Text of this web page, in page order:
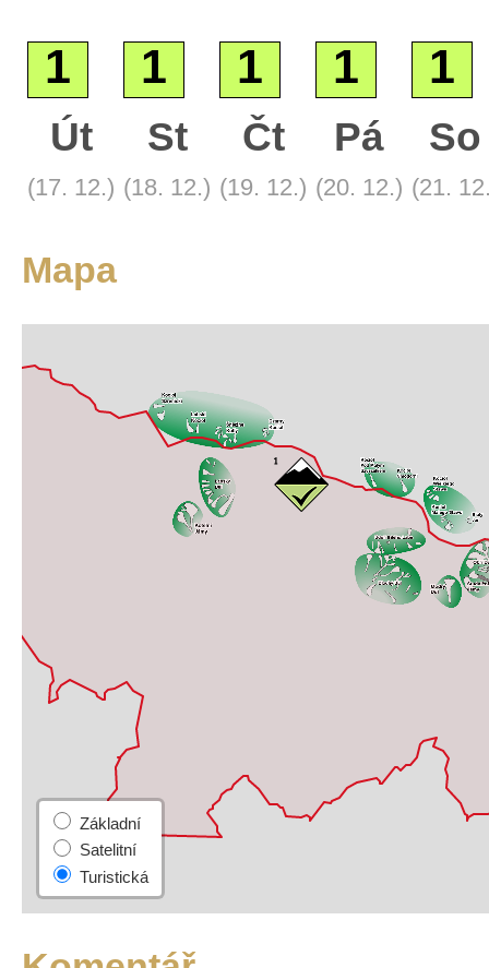
1 1 1 1 1
Út
(17. 12.)
St
(18. 12.)
Čt
(19. 12.)
Pá
(20. 12.)
So
(21.
Mapa
Satelitní